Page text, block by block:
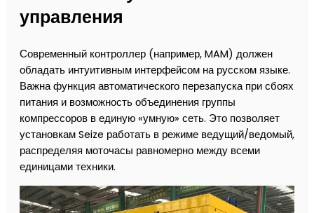
управления
Современный контроллер (например, MAM) должен
обладать интуитивным интерфейсом на русском языке.
Важна функция автоматического перезапуска при сбоях
питания и возможность объединения группы
компрессоров в единую «умную» сеть. Это позволяет
установкам Seize работать в режиме ведущий/ведомый,
распределяя моточасы равномерно между всеми
единицами техники.